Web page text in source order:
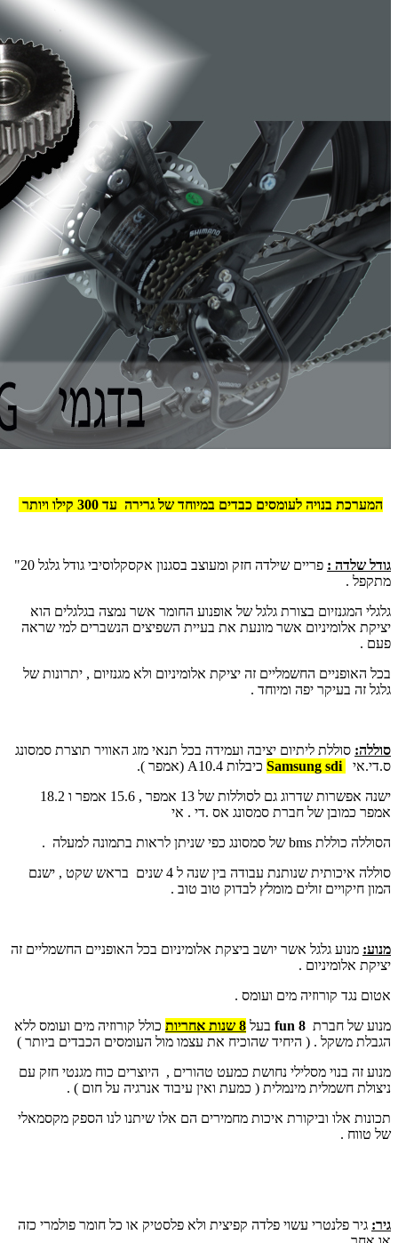
המערכת בנויה לעומסים כבדים במיוחד של גרירה עד 300 קילו ויותר
גודל שלדה :
פריים שילדה חזק ומעוצב בסגנון אקסקלוסיבי גודל גלגל 20"
מתקפל .
גלגלי המגנזיום בצורת גלגל של אופנוע החומר אשר נמצה בגלגלים הוא
יציקת אלומיניום אשר מונעת את בעיית השפיצים הנשברים למי שראה
פעם .
בכל האופניים החשמליים זה יציקת אלומיניום ולא מגנזיום , יתרונות של
גלגל זה בעיקר יפה ומיוחד .
סוללה: סוללת ליתיום יציבה ועמידה בכל תנאי מזג האוויר תוצרת סמסונג
ס.די.אי
Samsung sdi כיבלות 10.4 A (אמפר ).
ישנה אפשרות שדרוג גם לסוללות של 13 אמפר , 15.6 אמפר ו 18.2
אמפר כמובן של חברת סמסונג אס .די . אי
הסוללה כוללת bms של סמסונג כפי שניתן לראות בתמונה למעלה .
סוללה איכותית שנותנת עבודה בין שנה ל 4 שנים בראש שקט , ישנם
המון חיקויים זולים מומלץ לבדוק טוב טוב .
מנוע: מנוע גלגל אשר יושב ביצקת אלומיניום בכל האופניים החשמליים זה
יציקת אלומיניום .
אטום נגד קורוזיה מים ועומס .
מנוע של חברת fun 8 בעל 8 שנות אחריות
כולל קורוזיה מים ועומס ללא
הגבלת משקל . ( היחיד שהוכיח את עצמו מול העומסים הכבדים ביותר )
מנוע זה בנוי מסלילי נחושת כמעט טהורים , היוצרים כוח מגנטי חזק עם
ניצולת חשמלית מינמלית ( כמעת ואין עיבוד אנרגיה על חום ) .
תכונות אלו וביקורת איכות מחמירים הם אלו שיתנו לנו הספק מקסמאלי
של טווח .
גיר: גיר פלנטרי עשוי פלדה קפיצית ולא פלסטיק או כל חומר פולמרי כזה